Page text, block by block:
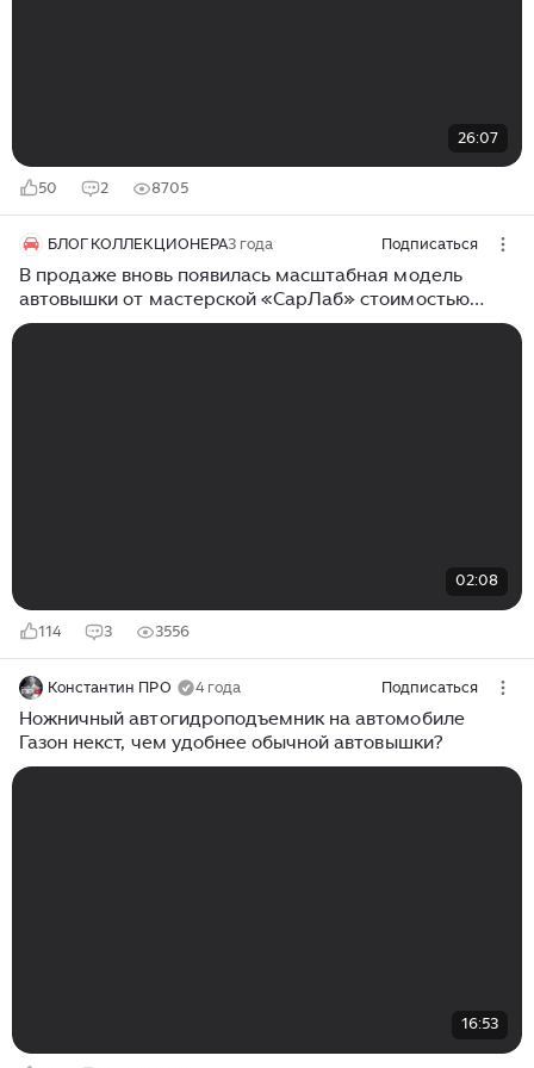
26:07
50 2 8705
БЛОГ КОЛЛЕКЦИОНЕРА3 года Подписаться
В продаже вновь появилась масштабная модель
автовышки от мастерской «СарЛаб» стоимостью
около 50 000 рублей
02:08
114 3 3556
Константин ПРО 4 года Подписаться
Ножничный автогидроподъемник на автомобиле
Газон некст, чем удобнее обычной автовышки?
16:53